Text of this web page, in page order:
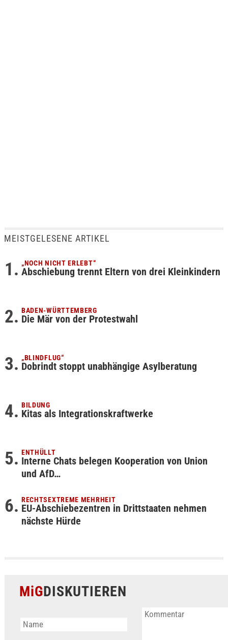
MEISTGELESENE ARTIKEL
„NOCH NICHT ERLEBT“
Abschiebung trennt Eltern von drei Kleinkindern
BADEN-WÜRTTEMBERG
Die Mär von der Protestwahl
„BLINDFLUG“
Dobrindt stoppt unabhängige Asylberatung
BILDUNG
Kitas als Integrationskraftwerke
ENTHÜLLT
Interne Chats belegen Kooperation von Union
und AfD…
RECHTSEXTREME MEHRHEIT
EU-Abschiebezentren in Drittstaaten nehmen
nächste Hürde
MiGDISKUTIEREN